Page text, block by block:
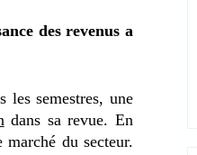
des revenus a
les semestres, une
dans sa revue. En
du secteur.